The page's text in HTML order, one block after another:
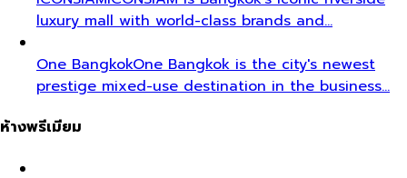
luxury mall with world-class brands and…
One BangkokOne Bangkok is the city's newest
prestige mixed-use destination in the business…
ห้างพรีเมียม